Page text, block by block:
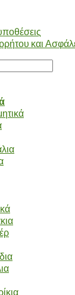
και